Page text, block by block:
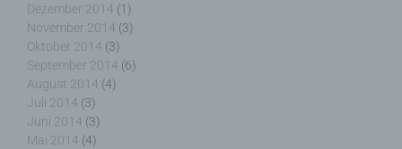
Dezember 2014 (1)
November 2014 (3)
Oktober 2014 (3)
September 2014 (6)
August 2014 (4)
Juli 2014 (3)
Juni 2014 (3)
Mai 2014 (4)
Die Internetseiten verwenden teilweise so
genannte Cookies, LocalStorage und
SessionStorage. Dies dient dazu, unser Angebot
nutzerfreundlicher, effektiver und sicherer zu
machen. Local Storage und SessionStorage ist
eine Technologie, mit welcher ihr Browser Daten
auf Ihrem Computer oder mobilen Gerät
abspeichert. Cookies sind Textdateien, welche